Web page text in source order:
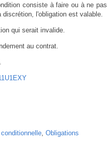
consiste à faire ou à ne pas
l'obligation est valable.
qui serait invalide.
au contrat.
Obligations